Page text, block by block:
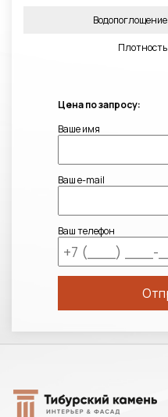
Водопоглощение
Плотность
Цена по запросу:
Ваше имя
Ваш e-mail
Ваш телефон